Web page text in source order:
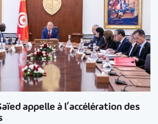
appelle à l’accélération des